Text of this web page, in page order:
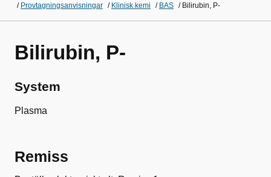
/ Provtagningsanvisningar / Klinisk kemi / BAS / Bilirubin, P-
Bilirubin, P-
System
Plasma
Remiss